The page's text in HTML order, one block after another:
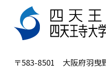
〒583-8501 大阪府羽曳